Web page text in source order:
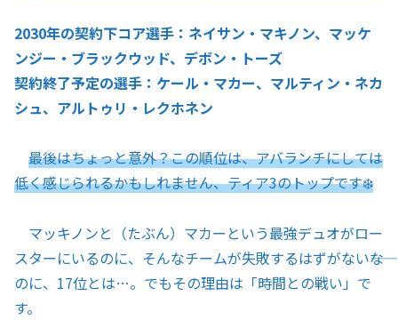
2030年の契約下コア選手：ネイサン・マキノン、マッケ
ンジー・ブラックウッド、デボン・トーズ
契約終了予定の選手：ケール・マカー、マルティン・ネカ
シュ、アルトゥリ・レクホネン
最後はちょっと意外？この順位は、アバランチにしては
低く感じられるかもしれません、ティア3のトップです❄️
マッキノンと（たぶん）マカーという最強デュオがロー
スターにいるのに、そんなチームが失敗するはずがない――な
のに、17位とは…。でもその理由は「時間との戦い」で
す。